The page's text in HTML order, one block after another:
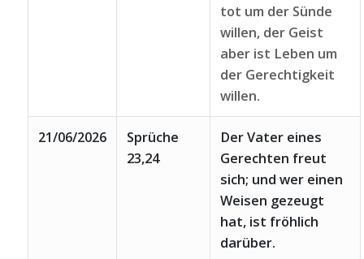
tot um der Sünde
willen, der Geist
aber ist Leben um
der Gerechtigkeit
willen.
21/06/2026
Sprüche
23,24
Der Vater eines
Gerechten freut
sich; und wer einen
Weisen gezeugt
hat, ist fröhlich
darüber.